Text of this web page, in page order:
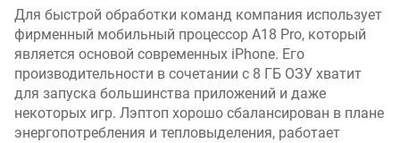
Для быстрой обработки команд компания использует
фирменный мобильный процессор A18 Pro, который
является основой современных iPhone. Его
производительности в сочетании с 8 ГБ ОЗУ хватит
для запуска большинства приложений и даже
некоторых игр. Лэптоп хорошо сбалансирован в плане
энергопотребления и тепловыделения, работает